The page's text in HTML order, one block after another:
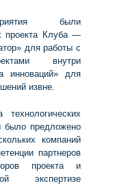
были
проекта Клуба —
для работы с
внутри
инноваций» для
извне.
было предложено
компаний
партнеров
проекта и
экспертизе